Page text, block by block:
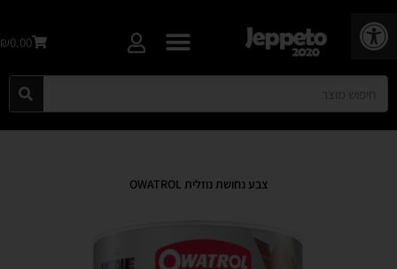
פתח סרגל נגישות
₪0.00
צבע נחושת נוזלית OWATROL